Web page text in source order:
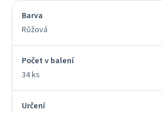
Barva
Růžová
Počet v balení
34 ks
Určení